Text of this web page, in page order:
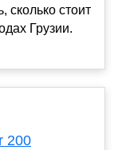
стоит
Грузии.
200